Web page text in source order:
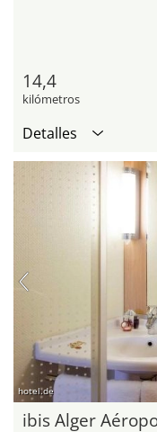
14,4
kilómetros
Detalles
hotel.de
ibis Alger